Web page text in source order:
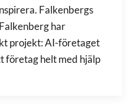
Falkenbergs
har
projekt: AI-företaget
företag helt med hjälp